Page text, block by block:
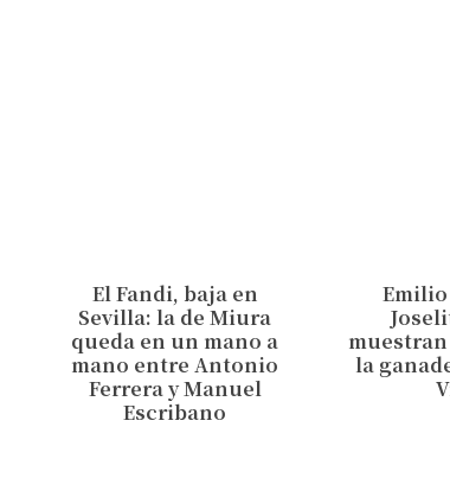
El Fandi, baja en
Sevilla: la de Miura
queda en un mano a
mano entre Antonio
Ferrera y Manuel
Escribano
Emilio
muestran
la